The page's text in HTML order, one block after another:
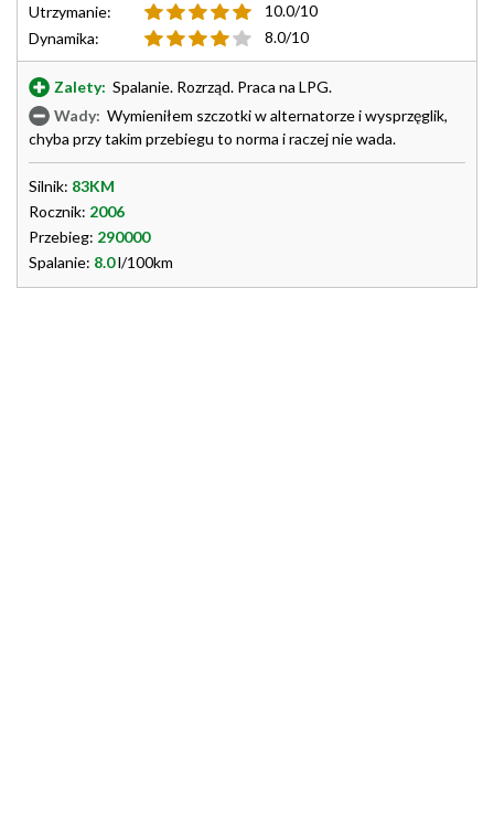
Utrzymanie:
10.0/10
Dynamika:
8.0/10
Zalety: Spalanie. Rozrząd. Praca na LPG.
Wady: Wymieniłem szczotki w alternatorze i wysprzęglik,
chyba przy takim przebiegu to norma i raczej nie wada.
Silnik: 83KM
Rocznik: 2006
Przebieg: 290000
Spalanie: 8.0l/100km